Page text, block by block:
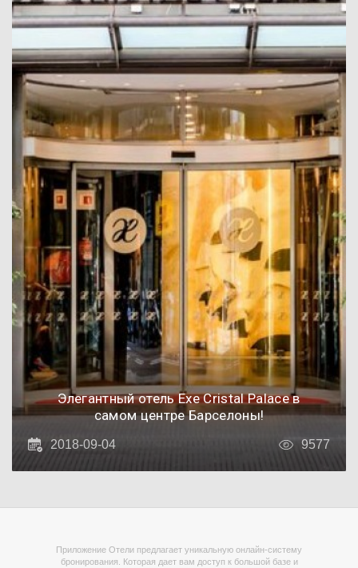
Элегантный отель Exe Cristal Palace в
самом центре Барселоны!
2018-09-04 9577
Приложение Отели предлагает уникальную онлайн-систему
бронирования. Которая дает вам доступ к большой базе и